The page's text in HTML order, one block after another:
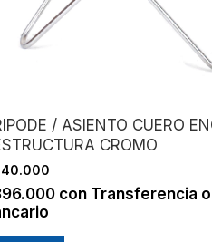
/ ASIENTO CUERO
CROMO
con Transferencia